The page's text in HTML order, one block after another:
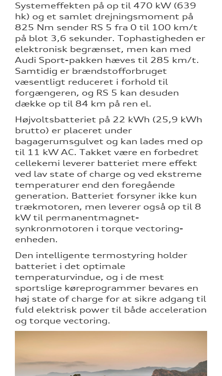
Systemeffekten på op til 470 kW (639
hk) og et samlet drejningsmoment på
825 Nm sender RS 5 fra 0 til 100 km/t
på blot 3,6 sekunder. Tophastigheden er
elektronisk begrænset, men kan med
Audi Sport-pakken hæves til 285 km/t.
Samtidig er brændstofforbruget
væsentligt reduceret i forhold til
forgængeren, og RS 5 kan desuden
dække op til 84 km på ren el.
Højvoltsbatteriet på 22 kWh (25,9 kWh
brutto) er placeret under
bagagerumsgulvet og kan lades med op
til 11 kW AC. Takket være en forbedret
cellekemi leverer batteriet mere effekt
ved lav state of charge og ved ekstreme
temperaturer end den foregående
generation. Batteriet forsyner ikke kun
trækmotoren, men leverer også op til 8
kW til permanentmagnet-
synkronmotoren i torque vectoring-
enheden.
Den intelligente termostyring holder
batteriet i det optimale
temperaturvindue, og i de mest
sportslige køreprogrammer bevares en
høj state of charge for at sikre adgang til
fuld elektrisk power til både acceleration
og torque vectoring.